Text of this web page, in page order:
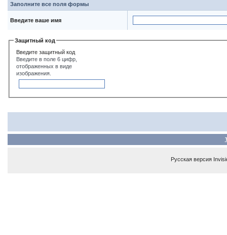
Заполните все поля формы
Введите ваше имя
Защитный код
Введите защитный код
Введите в поле 6 цифр,
отображенных в виде
изображения.
Русская версия